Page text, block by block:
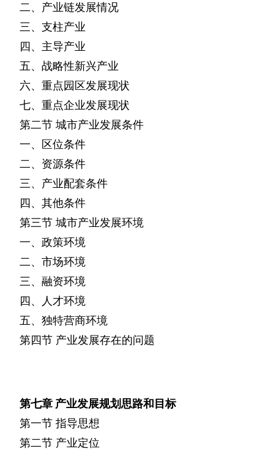
二、产业链发展情况
三、支柱产业
四、主导产业
五、战略性新兴产业
六、重点园区发展现状
七、重点企业发展现状
第二节 城市产业发展条件
一、区位条件
二、资源条件
三、产业配套条件
四、其他条件
第三节 城市产业发展环境
一、政策环境
二、市场环境
三、融资环境
四、人才环境
五、独特营商环境
第四节 产业发展存在的问题
第七章 产业发展规划思路和目标
第一节 指导思想
第二节 产业定位